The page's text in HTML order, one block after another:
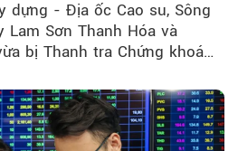
dựng - Địa ốc Cao su, Sông
Lam Sơn Thanh Hóa và
bị Thanh tra Chứng khoán
về công bố thông tin trên